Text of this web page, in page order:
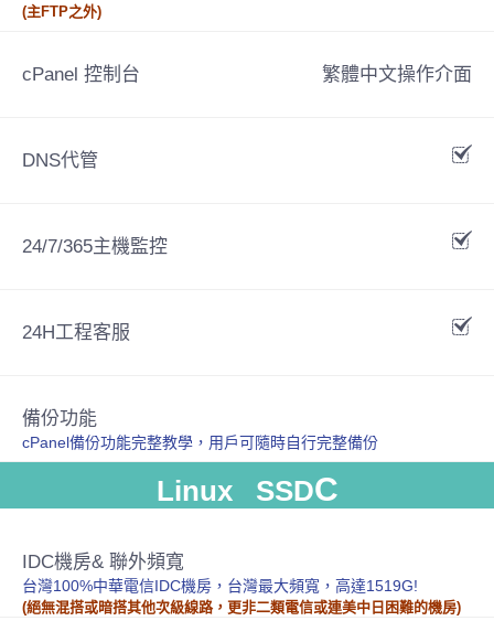
(主FTP之外)
cPanel 控制台 繁體中文操作介面
DNS代管
24/7/365主機監控
24H工程客服
備份功能
cPanel備份功能完整教學，用戶可隨時自行完整備份
Linux SSDC
IDC機房& 聯外頻寬
台灣100%中華電信IDC機房，台灣最大頻寬，高達1519G!
(絕無混搭或暗搭其他次級線路，更非二類電信或連美中日困難的機房)